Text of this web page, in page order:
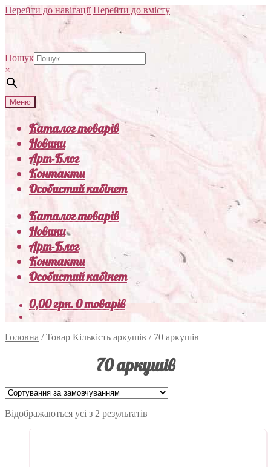
Перейти до навігації Перейти до вмісту
Пошук
×
Меню
Каталог товарів
Новини
Арт-Блог
Контакти
Особистий кабінет
Каталог товарів
Новини
Арт-Блог
Контакти
Особистий кабінет
0,00грн.0 товарів
Головна /Товар Кількість аркушів / 70 аркушів
70 аркушів
Відображаються усі з 2 результатів